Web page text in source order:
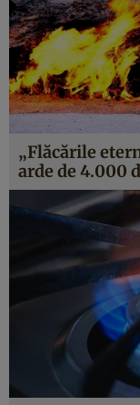
„Flăcările
arde de 4.000